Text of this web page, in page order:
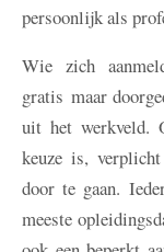
persoonlijk als
Wie zich
gratis maar
uit het werkveld.
keuze is,
door te gaan.
meeste